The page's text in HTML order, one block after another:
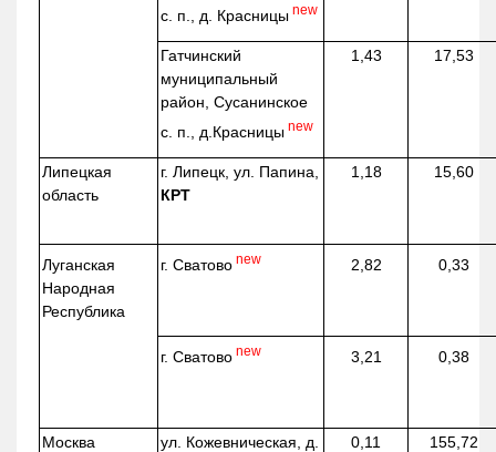
с. п., д. Красницы new
Гатчинский
муниципальный
район, Сусанинское
с. п., д.Красницы new
1,43 17,53
Липецкая
область
г. Липецк, ул. Папина,
КРТ
1,18 15,60
Луганская
Народная
Республика
г. Сватово new 2,82 0,33
г. Сватово new 3,21 0,38
Москва ул. Кожевническая , д.
0,11 155,72